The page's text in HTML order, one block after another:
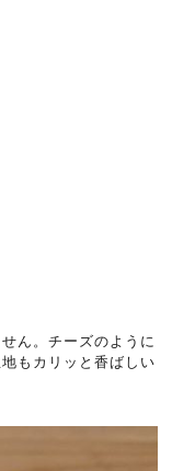
ん。チーズのように
もカリッと香ばしい